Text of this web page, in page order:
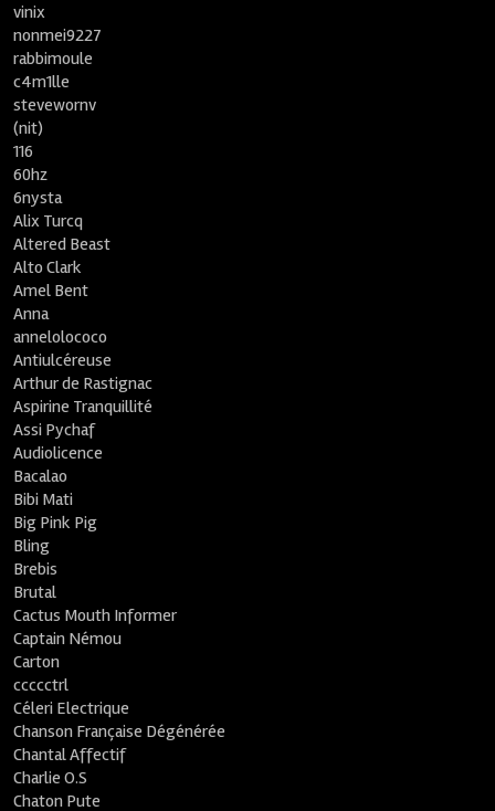
vinix
nonmei9227
rabbimoule
c4m1lle
stevewornv
(nit)
116
60hz
6nysta
Alix Turcq
Altered Beast
Alto Clark
Amel Bent
Anna
annelolococo
Antiulcéreuse
Arthur de Rastignac
Aspirine Tranquillité
Assi Pychaf
Audiolicence
Bacalao
Bibi Mati
Big Pink Pig
Bling
Brebis
Brutal
Cactus Mouth Informer
Captain Némou
Carton
ccccctrl
Céleri Electrique
Chanson Française Dégénérée
Chantal Affectif
Charlie O.S
Chaton Pute